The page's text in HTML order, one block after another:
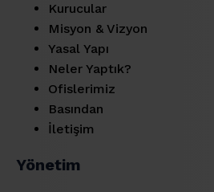
Kurucular
Misyon & Vizyon
Yasal Yapı
Neler Yaptık?
Ofislerimiz
Basından
İletişim
Yönetim